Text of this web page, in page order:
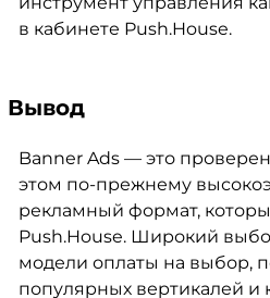
в кабинете Push.House.
Вывод
Banner Ads — это
этом по-прежнему
рекламный формат,
Push.House. Широкий
модели оплаты на выбор,
популярных вертикалей и